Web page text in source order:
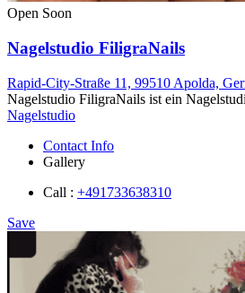
Open Soon
Nagelstudio FiligraNails
Rapid-City-Straße 11, 99510 Apolda,
Nagelstudio FiligraNails ist ein
Nagelstudio
Contact Info
Gallery
Call : +491733638310
Save